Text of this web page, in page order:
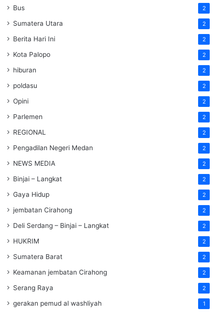
Bus 2
Sumatera Utara 2
Berita Hari Ini 2
Kota Palopo 2
hiburan 2
poldasu 2
Opini 2
Parlemen 2
REGIONAL 2
Pengadilan Negeri Medan 2
NEWS MEDIA 2
Binjai – Langkat 2
Gaya Hidup 2
jembatan Cirahong 2
Deli Serdang – Binjai – Langkat 2
HUKRIM 2
Sumatera Barat 2
Keamanan jembatan Cirahong 2
Serang Raya 2
gerakan pemud al washliyah 1